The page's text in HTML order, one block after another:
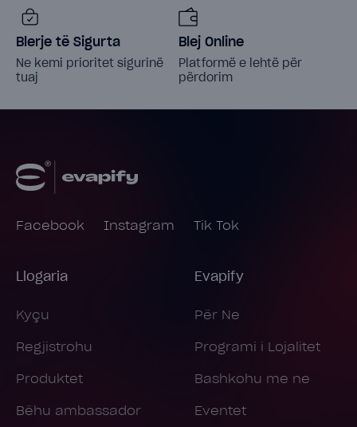
Blerje të Sigurta
Ne kemi prioritet sigurinë
tuaj
Blej Online
Platformë e lehtë për
përdorim
Facebook Instagram Tik Tok
Llogaria
Kyçu
Regjistrohu
Produktet
Bëhu ambassador
Evapify
Për Ne
Programi i Lojalitet
Bashkohu me ne
Eventet